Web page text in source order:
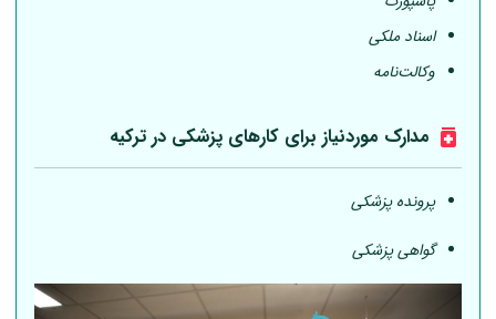
اسناد ملکی
وکالت‌نامه
مدارک موردنیاز برای کارهای پزشکی در ترکیه
پرونده پزشکی
گواهی پزشکی